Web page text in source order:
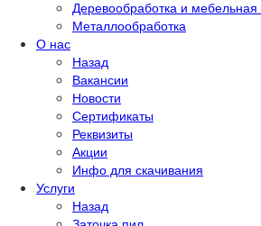
Деревообработка и
Металлообработка
О нас
Назад
Вакансии
Новости
Сертификаты
Реквизиты
Акции
Инфо для скачивания
Услуги
Назад